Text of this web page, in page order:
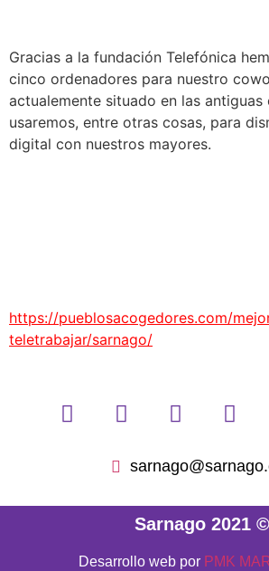
Gracias a la fundación Telefónica
cinco ordenadores para nuestro
actualemente situado en las
usaremos, entre otras cosas, para
digital con nuestros mayores.
https://pueblosacogedores.com/
teletrabajar/sarnago/
Sarnago 2021 ©
Desarrollo web por PMK